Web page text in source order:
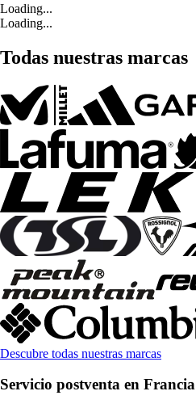
Loading...
Loading...
Todas nuestras marcas
Descubre todas nuestras marcas
Servicio postventa en Francia